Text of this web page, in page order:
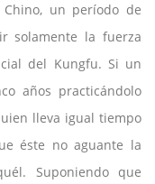
un período de
solamente la fuerza
del Kungfu. Si un
años practicándolo
lleva igual tiempo
éste no aguante la
Suponiendo que